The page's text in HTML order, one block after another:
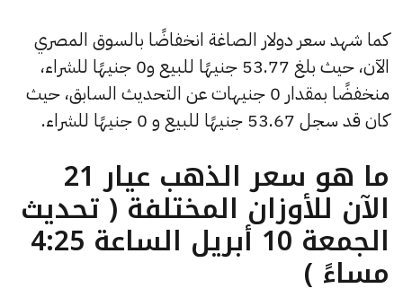
كما شهد سعر دولار الصاغة انخفاضًا بالسوق المصري
الآن، حيث بلغ 53.77 جنيهًا للبيع و0 جنيهًا للشراء،
منخفضًا بمقدار 0 جنيهات عن التحديث السابق، حيث
كان قد سجل 53.67 جنيهًا للبيع و 0 جنيهًا للشراء.
ما هو سعر الذهب عيار 21
الآن للأوزان المختلفة ( تحديث
الجمعة 10 أبريل الساعة 4:25
مساءً )